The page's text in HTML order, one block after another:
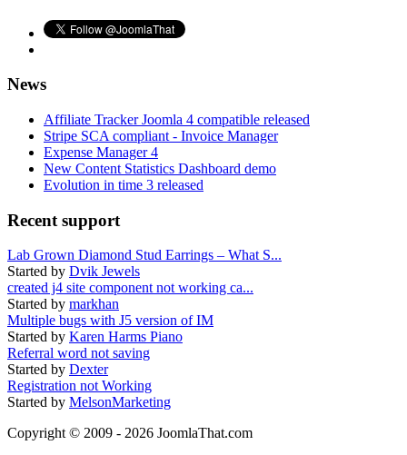
News
Affiliate Tracker Joomla 4 compatible released
Stripe SCA compliant - Invoice Manager
Expense Manager 4
New Content Statistics Dashboard demo
Evolution in time 3 released
Recent support
Lab Grown Diamond Stud Earrings – What S...
Started by Dvik Jewels
created j4 site component not working ca...
Started by markhan
Multiple bugs with J5 version of IM
Started by Karen Harms Piano
Referral word not saving
Started by Dexter
Registration not Working
Started by MelsonMarketing
Copyright © 2009 - 2026 JoomlaThat.com